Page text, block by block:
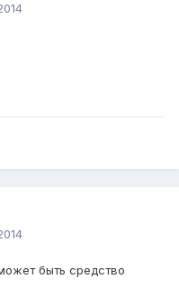
быть средство